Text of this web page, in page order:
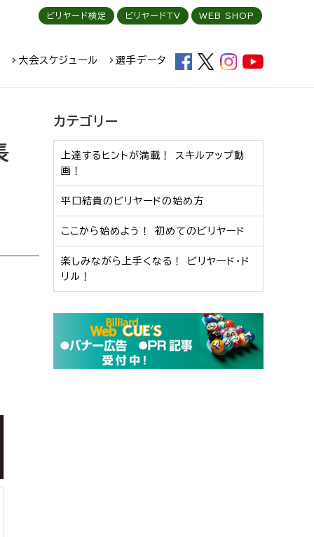
大会スケジュール 選手データ
ビリヤード検定 ビリヤードTV WEB SHOP
カテゴリー
上達するヒントが満載！ スキルアップ動
画！
平口結貴のビリヤードの始め方
ここから始めよう！ 初めてのビリヤード
楽しみながら上手くなる！ ビリヤード・ド
リル！